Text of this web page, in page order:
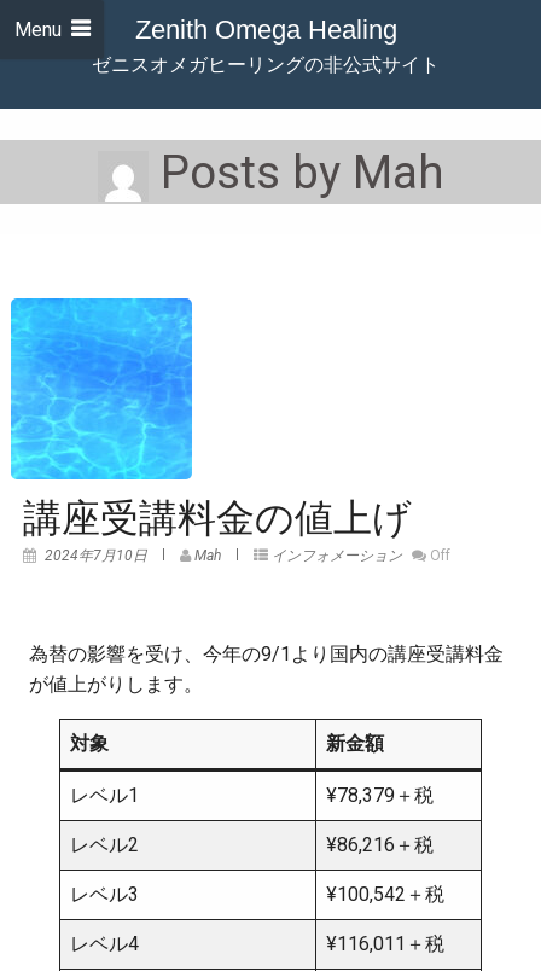
Zenith Omega Healing
ゼニスオメガヒーリングの非公式サイト
Menu
Posts by Mah
講座受講料金の値上げ
2024年7月10日 Mah インフォメーション Off
為替の影響を受け、今年の9/1より国内の講座受講料金
が値上がりします。
対象 新金額
レベル1 ¥78,379＋税
レベル2 ¥86,216＋税
レベル3 ¥100,542＋税
レベル4 ¥116,011＋税